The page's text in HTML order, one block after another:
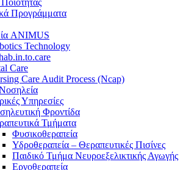
Προγράμματα
ANIMUS
Technology
Care
Care Audit Process (Ncap)
Υπηρεσίες
Φροντίδα
Τμήματα
Φυσικοθεραπεία
Υδροθεραπεία – Θεραπευτικές Πισίνες
Παιδικό Τμήμα Νευροεξελικτικής Αγωγής
Εργοθεραπεία